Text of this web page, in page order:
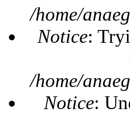
/home/
Notice:
/home/
Notice: